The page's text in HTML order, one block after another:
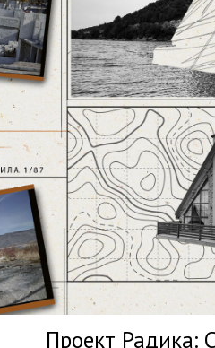
Проект Радика: